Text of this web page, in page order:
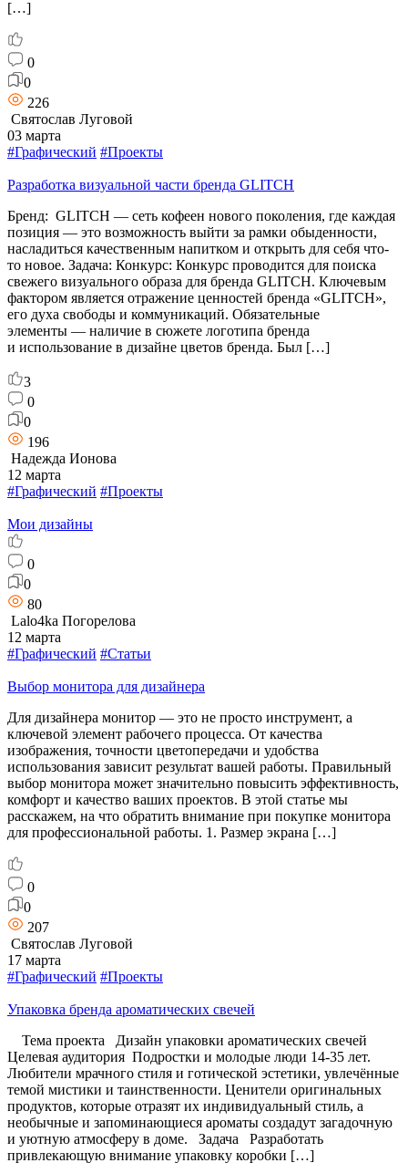
[…]
0
0
226
Святослав Луговой
03 марта
#Графический #Проекты
Разработка визуальной части бренда GLITCH
Бренд: GLITCH — сеть кофеен нового поколения, где каждая
позиция — это возможность выйти за рамки обыденности,
насладиться качественным напитком и открыть для себя что-
то новое. Задача: Конкурс: Конкурс проводится для поиска
свежего визуального образа для бренда GLITCH. Ключевым
фактором является отражение ценностей бренда «GLITCH»,
его духа свободы и коммуникаций. Обязательные
элементы — наличие в сюжете логотипа бренда
и использование в дизайне цветов бренда. Был […]
3
0
0
196
Надежда Ионова
12 марта
#Графический #Проекты
Мои дизайны
0
0
80
Lalo4ka Погорелова
12 марта
#Графический #Статьи
Выбор монитора для дизайнера
Для дизайнера монитор — это не просто инструмент, а
ключевой элемент рабочего процесса. От качества
изображения, точности цветопередачи и удобства
использования зависит результат вашей работы. Правильный
выбор монитора может значительно повысить эффективность,
комфорт и качество ваших проектов. В этой статье мы
расскажем, на что обратить внимание при покупке монитора
для профессиональной работы. 1. Размер экрана […]
0
0
207
Святослав Луговой
17 марта
#Графический #Проекты
Упаковка бренда ароматических свечей
Тема проекта Дизайн упаковки ароматических свечей
Целевая аудитория Подростки и молодые люди 14-35 лет.
Любители мрачного стиля и готической эстетики, увлечённые
темой мистики и таинственности. Ценители оригинальных
продуктов, которые отразят их индивидуальный стиль, а
необычные и запоминающиеся ароматы создадут загадочную
и уютную атмосферу в доме. Задача Разработать
привлекающую внимание упаковку коробки […]